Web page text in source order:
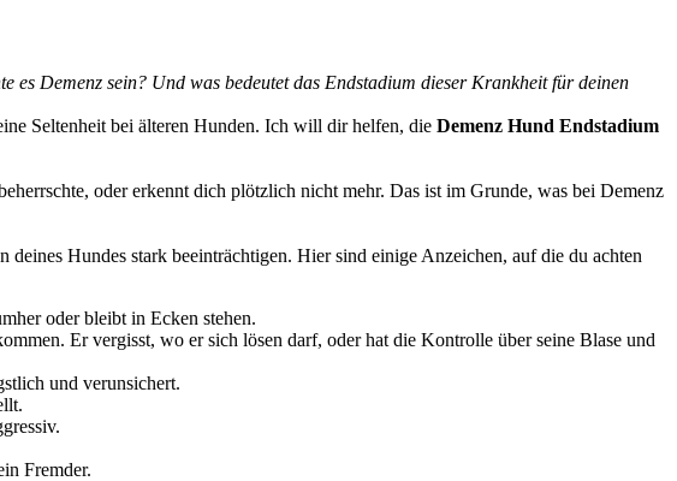
Demenz sein? Und was bedeutet das Endstadium dieser Krankheit für deinen
Seltenheit bei älteren Hunden. Ich will dir helfen, die Demenz Hund Endstadium
oder erkennt dich plötzlich nicht mehr. Das ist im Grunde, was bei Demenz
Hundes stark beeinträchtigen. Hier sind einige Anzeichen, auf die du achten
oder bleibt in Ecken stehen.
Er vergisst, wo er sich lösen darf, oder hat die Kontrolle über seine Blase und
und verunsichert.
Fremder.